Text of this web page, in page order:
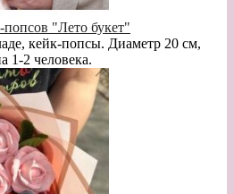
"Лето букет"
кейк-попсы. Диаметр 20 см,
1-2 человека.